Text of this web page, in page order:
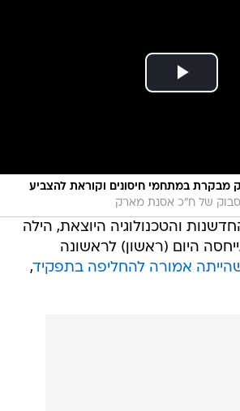
מבקרת במתחמי חיסונים וקוראת להצביע
של ח"כ אסנת מארק
והטכנולוגיה היוצאת, הילה
היום (ראשון) לראשונה
אמורה להחליפה בתפקיד,